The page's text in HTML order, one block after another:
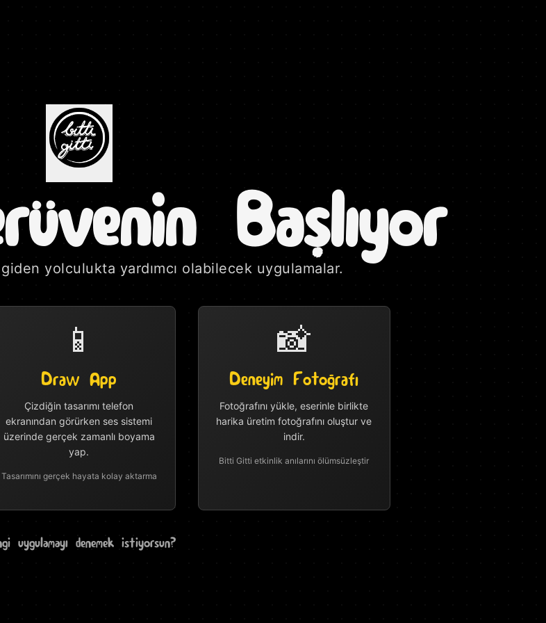
Başlıyor
yolculukta yardımcı olabilecek uygulamalar.
📱
Draw App
Çizdiğin tasarımı telefon
ekranından görürken ses sistemi
üzerinde gerçek zamanlı boyama
yap.
Tasarımını gerçek hayata kolay aktarma
📸
Deneyim Fotoğrafı
Fotoğrafını yükle, eserinle birlikte
harika üretim fotoğrafını oluştur ve
indir.
Bitti Gitti etkinlik anılarını ölümsüzleştir
uygulamayı denemek istiyorsun?